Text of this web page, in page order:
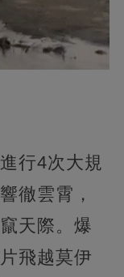
行4次大規
徹雲霄，
天際。爆
飛越莫伊